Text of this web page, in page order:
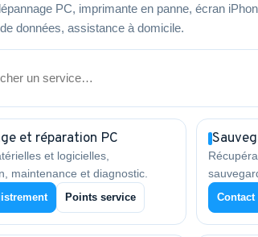
PC, imprimante en panne, écran
données, assistance à domicile.
et réparation PC
et logicielles,
maintenance et diagnostic.
Points service Contact